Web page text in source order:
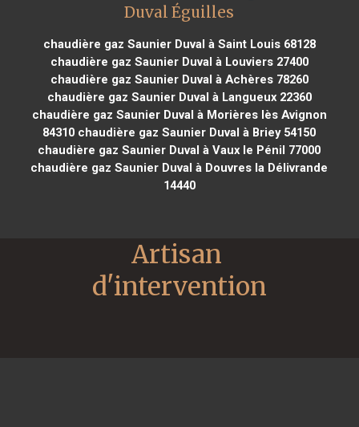
Duval Éguilles
chaudière gaz Saunier Duval à Saint Louis 68128
chaudière gaz Saunier Duval à Louviers 27400
chaudière gaz Saunier Duval à Achères 78260
chaudière gaz Saunier Duval à Langueux 22360
chaudière gaz Saunier Duval à Morières lès Avignon
84310 chaudière gaz Saunier Duval à Briey 54150
chaudière gaz Saunier Duval à Vaux le Pénil 77000
chaudière gaz Saunier Duval à Douvres la Délivrande
14440
Artisan
d'intervention